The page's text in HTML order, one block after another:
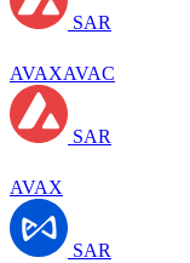
SAR
AVAXAVAC
SAR
AVAX
SAR